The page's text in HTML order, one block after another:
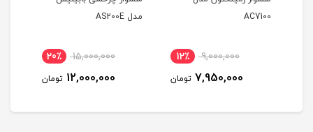
AC7100
9,000,000 12٪
7,950,000 تومان
مدل AS200E
15,000,000 20٪
12,000,000 تومان